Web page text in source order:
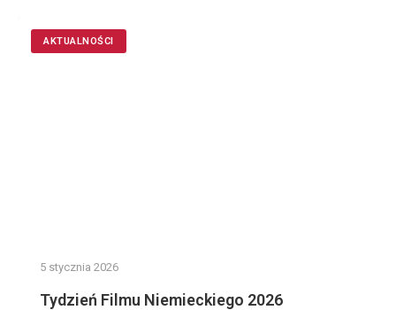
AKTUALNOŚCI
5 stycznia 2026
Tydzień Filmu Niemieckiego 2026